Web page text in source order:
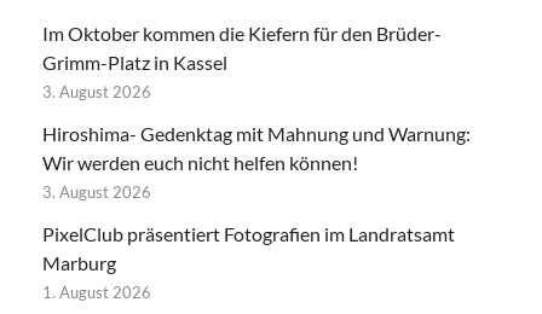
Im Oktober kommen die Kiefern für den Brüder-
Grimm-Platz in Kassel
3. August 2026
Hiroshima- Gedenktag mit Mahnung und Warnung:
Wir werden euch nicht helfen können!
3. August 2026
PixelClub präsentiert Fotografien im Landratsamt
Marburg
1. August 2026